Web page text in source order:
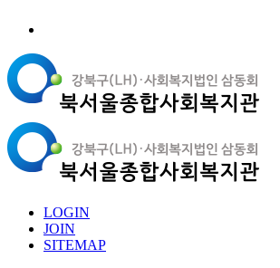
LOGIN
JOIN
SITEMAP